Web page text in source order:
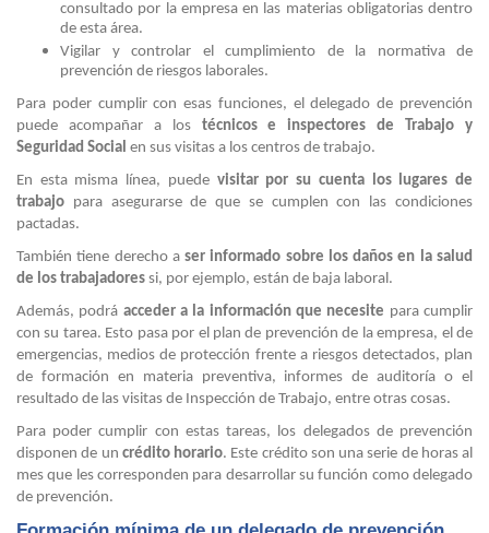
consultado por la empresa en las materias obligatorias dentro
de esta área.
Vigilar y controlar el cumplimiento de la normativa de
prevención de riesgos laborales.
Para poder cumplir con esas funciones, el delegado de prevención
puede acompañar a los técnicos e inspectores de Trabajo y
Seguridad Social en sus visitas a los centros de trabajo.
En esta misma línea, puede visitar por su cuenta los lugares de
trabajo para asegurarse de que se cumplen con las condiciones
pactadas.
También tiene derecho aser informado sobre los daños en la salud
de los trabajadores si, por ejemplo, están de baja laboral.
Además, podrá acceder a la información que necesite para cumplir
con su tarea. Esto pasa por el plan de prevención de la empresa, el de
emergencias, medios de protección frente a riesgos detectados, plan
de formación en materia preventiva, informes de auditoría o el
resultado de las visitas de Inspección de Trabajo, entre otras cosas.
Para poder cumplir con estas tareas, los delegados de prevención
disponen de un crédito horario. Este crédito son una serie de horas al
mes que les corresponden para desarrollar su función como delegado
de prevención.